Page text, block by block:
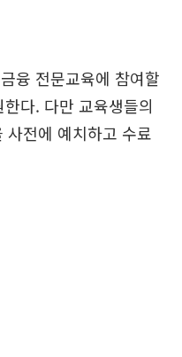
융 전문교육에 참여할
다. 다만 교육생들의
전에 예치하고 수료